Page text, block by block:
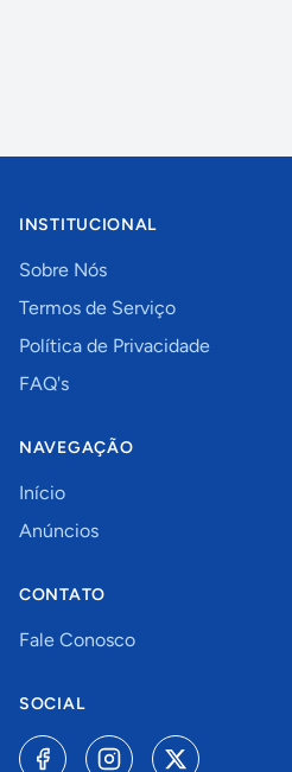
INSTITUCIONAL
Sobre Nós
Termos de Serviço
Política de Privacidade
FAQ's
NAVEGAÇÃO
Início
Anúncios
CONTATO
Fale Conosco
SOCIAL